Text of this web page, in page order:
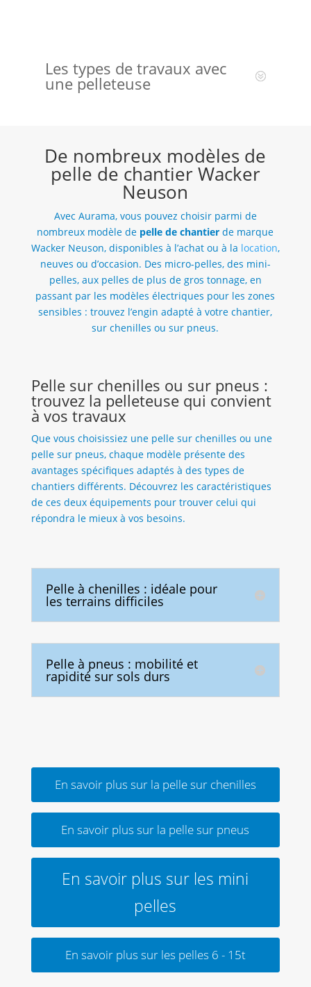
Les types de travaux avec
une pelleteuse
De nombreux modèles de
pelle de chantier Wacker
Neuson
Avec Aurama, vous pouvez choisir parmi de
nombreux modèle de pelle de chantier de marque
Wacker Neuson, disponibles à l’achat ou à la location,
neuves ou d’occasion. Des micro-pelles, des mini-
pelles, aux pelles de plus de gros tonnage, en
passant par les modèles électriques pour les zones
sensibles : trouvez l’engin adapté à votre chantier,
sur chenilles ou sur pneus.
Pelle sur chenilles ou sur pneus :
trouvez la pelleteuse qui convient
à vos travaux
Que vous choisissiez une pelle sur chenilles ou une
pelle sur pneus, chaque modèle présente des
avantages spécifiques adaptés à des types de
chantiers différents. Découvrez les caractéristiques
de ces deux équipements pour trouver celui qui
répondra le mieux à vos besoins.
Pelle à chenilles : idéale pour
les terrains difficiles
Pelle à pneus : mobilité et
rapidité sur sols durs
En savoir plus sur la pelle sur chenilles
En savoir plus sur la pelle sur pneus
En savoir plus sur les mini
pelles
En savoir plus sur les pelles 6 - 15t